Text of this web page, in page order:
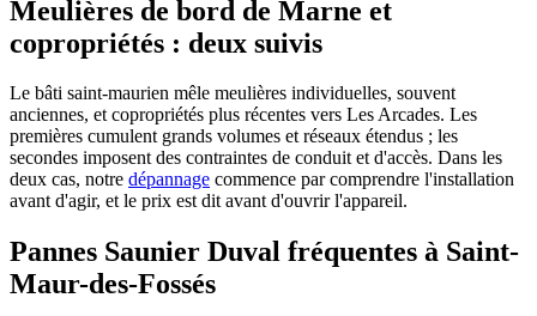
Meulières de bord de Marne et
copropriétés : deux suivis
Le bâti saint-maurien mêle meulières individuelles, souvent
anciennes, et copropriétés plus récentes vers Les Arcades. Les
premières cumulent grands volumes et réseaux étendus ; les
secondes imposent des contraintes de conduit et d'accès. Dans les
deux cas, notre dépannage commence par comprendre l'installation
avant d'agir, et le prix est dit avant d'ouvrir l'appareil.
Pannes Saunier Duval fréquentes à Saint-
Maur-des-Fossés